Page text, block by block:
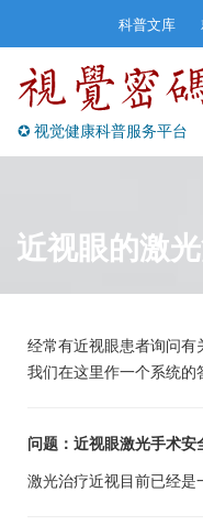
content
科普文库
✪ 视觉健康科普服务平台
近视眼的激
经常有近视眼患者询问有
我们在这里作一个系统的
问题：近视眼激光手术安
激光治疗近视目前已经是